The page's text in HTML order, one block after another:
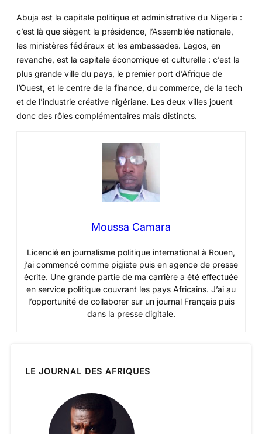
Abuja est la capitale politique et administrative du Nigeria :
c’est là que siègent la présidence, l’Assemblée nationale,
les ministères fédéraux et les ambassades. Lagos, en
revanche, est la capitale économique et culturelle : c’est la
plus grande ville du pays, le premier port d’Afrique de
l’Ouest, et le centre de la finance, du commerce, de la tech
et de l’industrie créative nigériane. Les deux villes jouent
donc des rôles complémentaires mais distincts.
Moussa Camara
Licencié en journalisme politique international à Rouen,
j’ai commencé comme pigiste puis en agence de presse
écrite. Une grande partie de ma carrière a été effectuée
en service politique couvrant les pays Africains. J’ai au
l’opportunité de collaborer sur un journal Français puis
dans la presse digitale.
LE JOURNAL DES AFRIQUES